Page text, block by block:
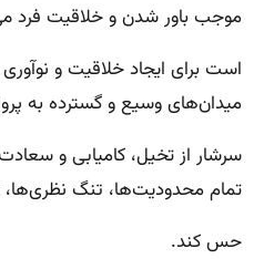
موجب باور شدن و خلاقیت فرد
است برای ایجاد خلاقیت و
میدان‌های وسیع و گسترده به
سرشار از تخیل، کامیابی و سعادت
تمام محدودیت‌ها، تنگ
حس کند.